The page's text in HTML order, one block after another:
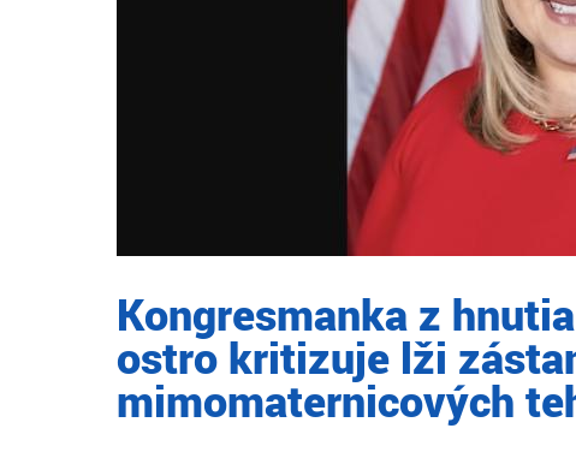
Kongresmanka z
ostro kritizuje lži
mimomaternicových